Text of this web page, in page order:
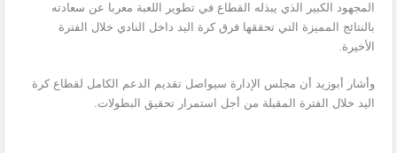
المجهود الكبير الذي يبذله القطاع في تطوير اللعبة معربا عن سعادته
بالنتائج المميزة التي تحققها فرق كرة اليد داخل النادي خلال الفترة
الأخيرة.
وأشار أبوزيد أن مجلس الإدارة سيواصل تقديم الدعم الكامل لقطاع كرة
اليد خلال الفترة المقبلة من أجل استمرار تحقيق البطولات.